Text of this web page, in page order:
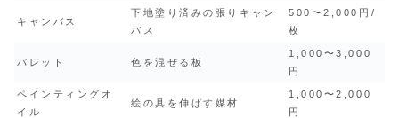
キャンバス
下地塗り済みの張りキャン
バス
500〜2,000円/
枚
パレット 色を混ぜる板
1,000〜3,000
円
ペインティングオ
イル
絵の具を伸ばす媒材
1,000〜2,000
円